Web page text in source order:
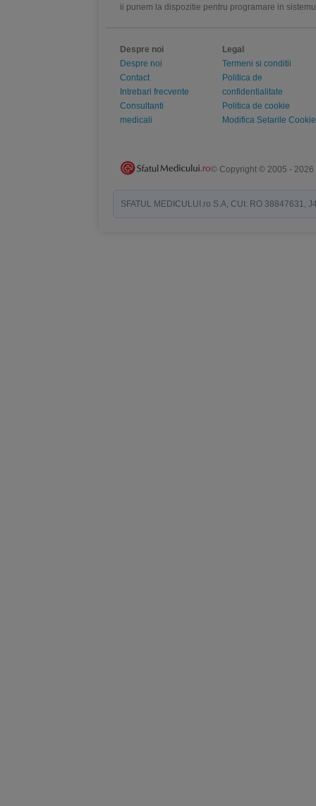
ii punem la dispozitie pentru programare in
Despre noi
Despre noi
Contact
Intrebari frecvente
Consultanti
medicali
Legal
Termeni si conditii
Politica de
confidentialitate
Politica de cookie
Modifica Setarile Cookie
© Copyright © 2005 - 2026
SFATUL MEDICULUI.ro S.A, CUI: RO 38847631,